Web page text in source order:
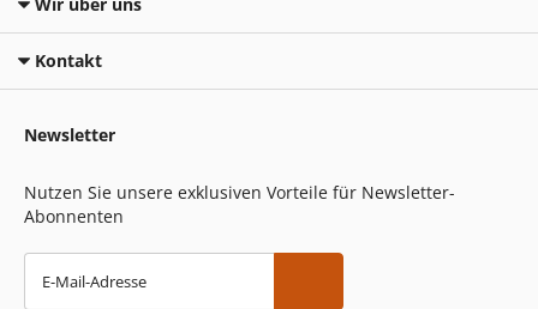
Kontakt
Newsletter
Nutzen Sie unsere exklusiven Vorteile für Newsletter-
Abonnenten
E-Mail-Adresse